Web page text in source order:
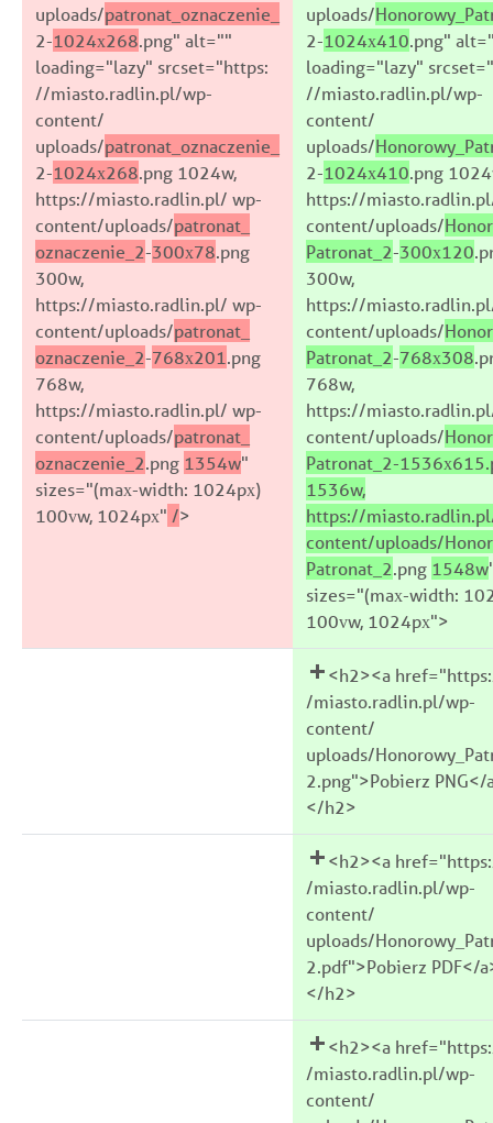
uploads/patronat_oznaczenie_
2-1024x268.png" alt=""
loading="lazy" srcset="https:
//miasto.radlin.pl/wp-
content/
uploads/patronat_oznaczenie_
2-1024x268.png 1024w,
https://miasto.radlin.pl/ wp-
content/uploads/patronat_
oznaczenie_2-300x78.png
300w,
https://miasto.radlin.pl/ wp-
content/uploads/patronat_
oznaczenie_2-768x201 .png
768w,
https://miasto.radlin.pl/ wp-
content/uploads/patronat_
oznaczenie_2.png 1354w"
sizes="(max-width: 1024px)
100vw, 1024px" />
uploads/
2-1024x410.png"
loading="lazy"
//miasto.radlin.pl/wp-
content/
uploads/
2-1024x410.png
https://
content/uploads/
Patronat_2-300x120
300w,
https://
content/uploads/
Patronat_2-768x308
768w,
https://
content/uploads/
Patronat_2-
1536w,
https://
content/uploads/
Patronat_2.png 1548w
sizes="(max-width:
100vw, 1024px">
<h2><a
/miasto.radlin.pl/wp-
content/
uploads/
2.png">Pobierz PNG</
</h2>
<h2><a
/miasto.radlin.pl/wp-
content/
uploads/
2.pdf">Pobierz PDF</
</h2>
<h2><a
/miasto.radlin.pl/wp-
content/